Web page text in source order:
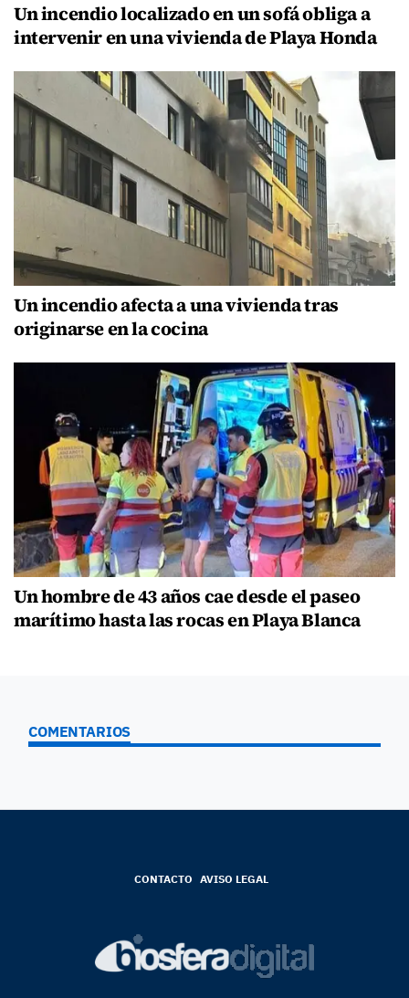
Un incendio localizado en un sofá obliga a
intervenir en una vivienda de Playa Honda
Un incendio afecta a una vivienda tras
originarse en la cocina
Un hombre de 43 años cae desde el paseo
marítimo hasta las rocas en Playa Blanca
COMENTARIOS
CONTACTO AVISO LEGAL